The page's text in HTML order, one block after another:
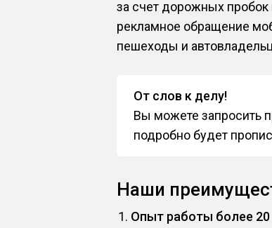
за счет дорожных пробок
рекламное обращение
пешеходы и
От слов к делу!
Вы можете запросить
подробно будет
Наши
Опыт работы более 20